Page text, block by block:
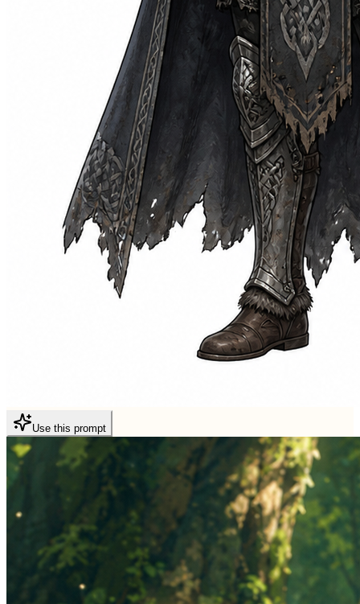
Use this prompt